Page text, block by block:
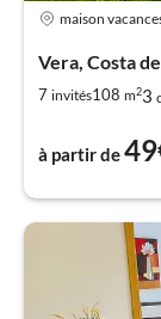
maison
Vera, Costa
7 invités108 m23
à partir de